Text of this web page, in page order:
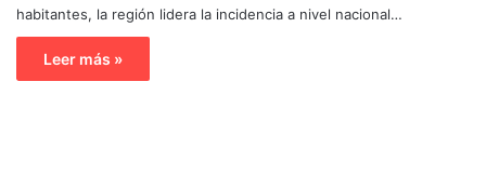
habitantes, la región lidera la incidencia a nivel nacional…
Leer más »